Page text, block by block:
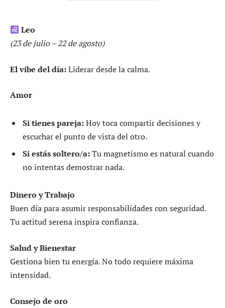
Leo
(23 de julio – 22 de agosto)
El vibe del día:Liderar desde la calma.
Amor
Si tienes pareja:Hoy toca compartir decisiones y
escuchar el punto de vista del otro.
Si estás soltero/a:Tu magnetismo es natural cuando
no intentas demostrar nada.
Dinero y Trabajo
Buen día para asumir responsabilidades con seguridad.
Tu actitud serena inspira confianza.
Salud y Bienestar
Gestiona bien tu energía. No todo requiere máxima
intensidad.
Consejo de oro